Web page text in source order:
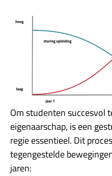
Om studenten succesvol
eigenaarschap, is een
regie essentieel. Dit
tegengestelde
jaren: